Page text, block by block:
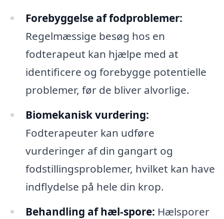
Forebyggelse af fodproblemer:
Regelmæssige besøg hos en
fodterapeut kan hjælpe med at
identificere og forebygge potentielle
problemer, før de bliver alvorlige.
Biomekanisk vurdering:
Fodterapeuter kan udføre
vurderinger af din gangart og
fodstillingsproblemer, hvilket kan have
indflydelse på hele din krop.
Behandling af hæl-spore: Hælsporer